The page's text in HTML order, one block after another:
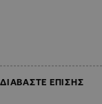
ΔΙΑΒΑΣΤΕ ΕΠΙΣΗΣ